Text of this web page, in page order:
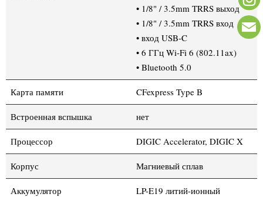
• 1/8" / 3.5mm TRRS выход
• 1/8" / 3.5mm TRRS вход
• вход USB-C
• 6 ГГц Wi-Fi 6 (802.11ax)
• Bluetooth 5.0
Карта памяти CFexpress Type B
Встроенная вспышка нет
Процессор DIGIC Accelerator, DIGIC X
Корпус Магниевый сплав
Аккумулятор
LP-E19 литий-ионный